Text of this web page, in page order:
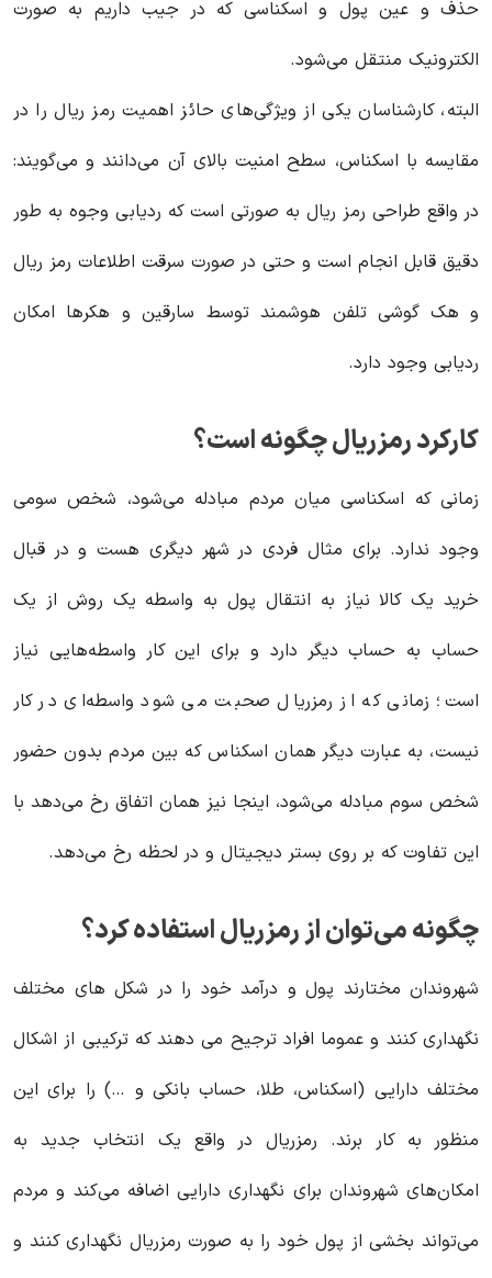
حذف و عین پول و اسکناسی که در جیب داریم به صورت
الکترونیک منتقل می‌شود.
البته، کارشناسان یکی از ویژگی‌های حائز اهمیت رمز ریال را در
مقایسه با اسکناس، سطح امنیت بالای آن می‌دانند و می‌گویند:
در واقع طراحی رمز ریال به صورتی است که ردیابی وجوه به طور
دقیق قابل انجام است و حتی در صورت سرقت اطلاعات رمز ریال
و هک گوشی تلفن هوشمند توسط سارقین و هکرها امکان
ردیابی وجود دارد.
کارکرد رمزریال چگونه است؟
زمانی که اسکناسی میان مردم مبادله می‌شود، شخص سومی
وجود ندارد. برای مثال فردی در شهر دیگری هست و در قبال
خرید یک کالا نیاز به انتقال پول به واسطه یک روش از یک
حساب به حساب دیگر دارد و برای این کار واسطه‌هایی نیاز
است؛ زمانی که از رمزریال صحبت می شود واسطه‌ای در کار
نیست، به عبارت دیگر همان اسکناس که بین مردم بدون حضور
شخص سوم مبادله می‌شود، اینجا نیز همان اتفاق رخ می‌دهد با
این تفاوت که بر روی بستر دیجیتال و در لحظه رخ می‌دهد.
چگونه می‌توان از رمزریال استفاده کرد؟
شهروندان مختارند پول و درآمد خود را در شکل های مختلف
نگهداری کنند و عموما افراد ترجیح می دهند که ترکیبی از اشکال
مختلف دارایی (اسکناس، طلا، حساب بانکی و …) را برای این
منظور به کار برند. رمزریال در واقع یک انتخاب جدید به
امکان‌های شهروندان برای نگهداری دارایی اضافه می‌کند و مردم
می‌تواند بخشی از پول خود را به صورت رمزریال نگهداری کنند و